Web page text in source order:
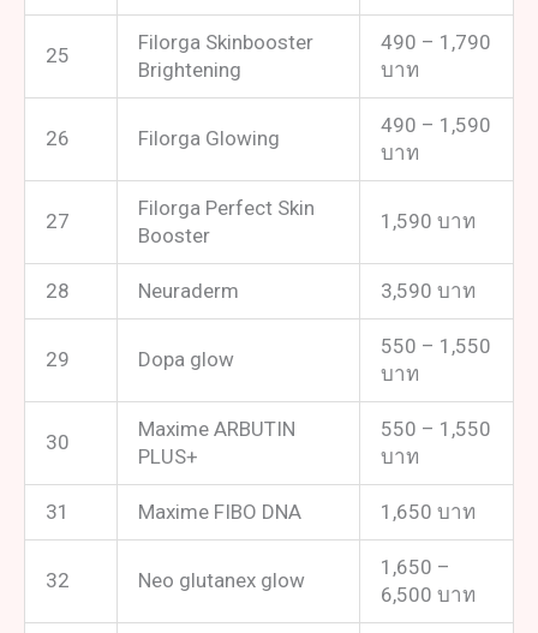
25
Filorga Skinbooster
Brightening
490 – 1,790
บาท
26 Filorga Glowing
490 – 1,590
บาท
27
Filorga Perfect Skin
Booster
1,590 บาท
28 Neuraderm 3,590 บาท
29 Dopa glow
550 – 1,550
บาท
30
Maxime ARBUTIN
PLUS+
550 – 1,550
บาท
31 Maxime FIBO DNA 1,650 บาท
32 Neo glutanex glow
1,650 –
6,500 บาท